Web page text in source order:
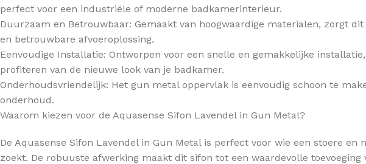
perfect voor een industriële of moderne badkamerinterieur.
Duurzaam en Betrouwbaar: Gemaakt van hoogwaardige materialen, zorgt
en betrouwbare afvoeroplossing.
Eenvoudige Installatie: Ontworpen voor een snelle en gemakkelijke
profiteren van de nieuwe look van je badkamer.
Onderhoudsvriendelijk: Het gun metal oppervlak is eenvoudig schoon te
onderhoud.
Waarom kiezen voor de Aquasense Sifon Lavendel in Gun Metal?
De Aquasense Sifon Lavendel in Gun Metal is perfect voor wie een stoere en
zoekt. De robuuste afwerking maakt dit sifon tot een waardevolle toevoeging